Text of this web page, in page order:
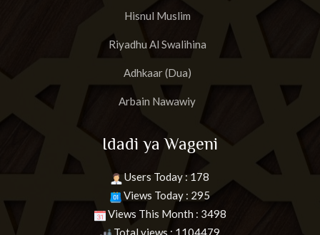
Hisnul Muslim
Riyadhu Al Swalihina
Adhkaar (Dua)
Arbain Nawawiy
Idadi ya Wageni
Users Today : 178
Views Today : 295
Views This Month : 3498